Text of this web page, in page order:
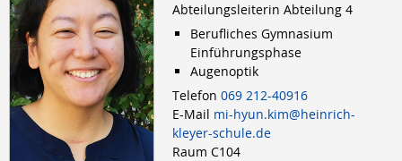
Abteilungsleiterin Abteilung 4
Berufliches Gymnasium
Einführungsphase
Augenoptik
Telefon 069 212-40916
E-Mail mi-hyun.kim@heinrich-
kleyer-schule.de
Raum C104